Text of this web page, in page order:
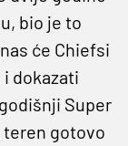
bio je to
će Chiefsi
dokazati
Super
teren gotovo